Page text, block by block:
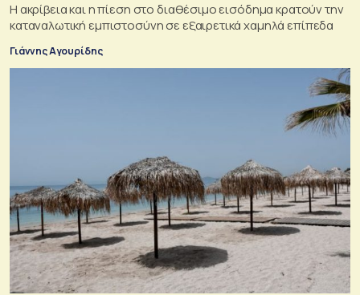
Η ακρίβεια και η πίεση στο διαθέσιμο εισόδημα κρατούν την
καταναλωτική εμπιστοσύνη σε εξαιρετικά χαμηλά επίπεδα
Γιάννης Αγουρίδης